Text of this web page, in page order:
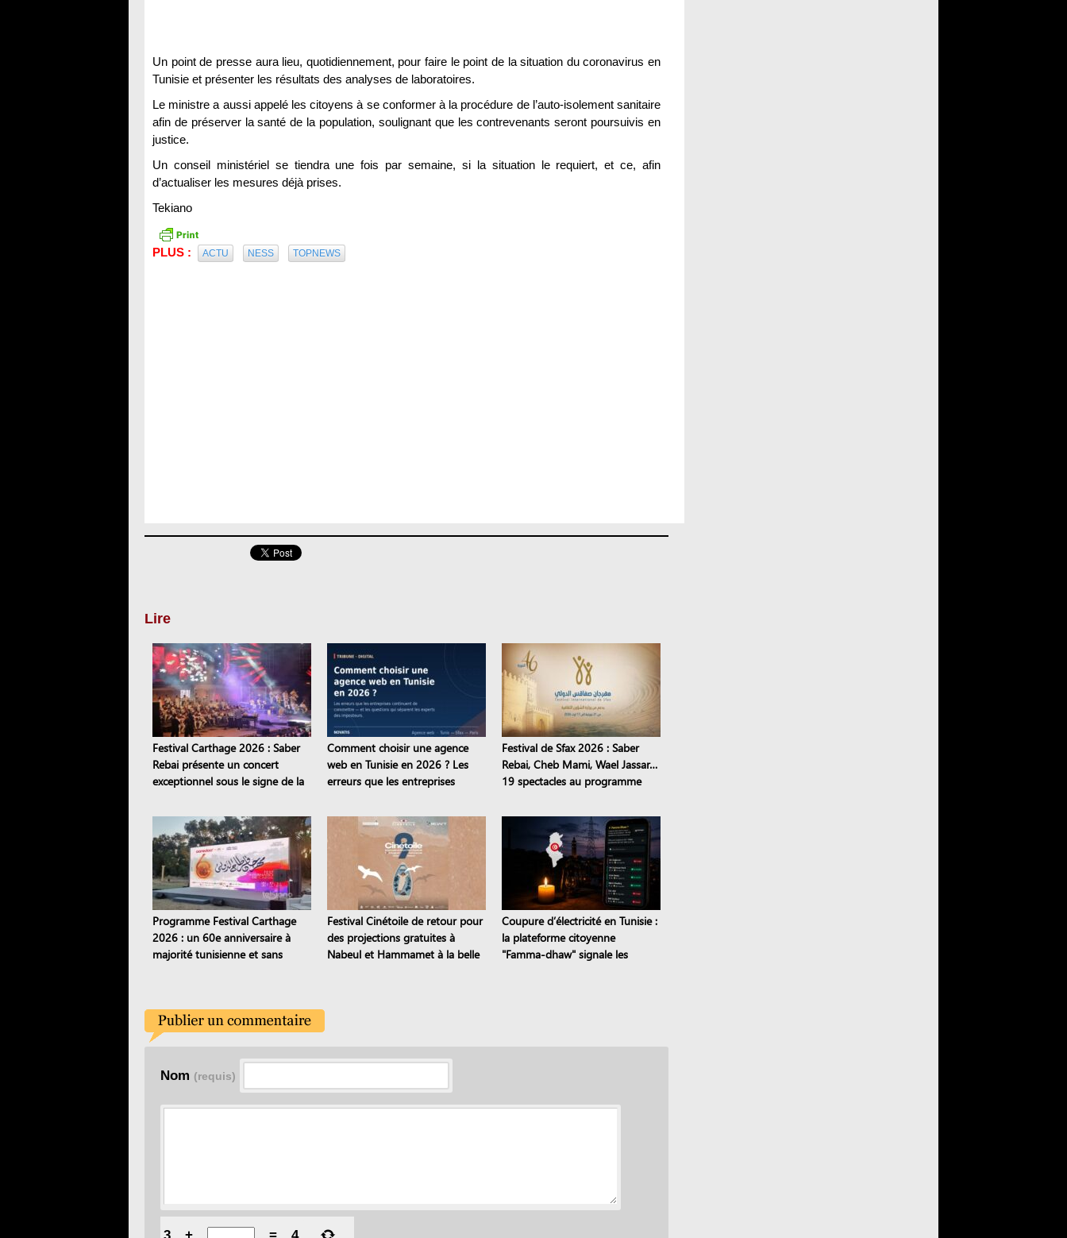
Un point de presse aura lieu, quotidiennement, pour faire le point de la situation du coronavirus en
Tunisie et présenter les résultats des analyses de laboratoires.
Le ministre a aussi appelé les citoyens à se conformer à la procédure de l’auto-isolement sanitaire
afin de préserver la santé de la population, soulignant que les contrevenants seront poursuivis en
justice.
Un conseil ministériel se tiendra une fois par semaine, si la situation le requiert, et ce, afin
d’actualiser les mesures déjà prises.
Tekiano
PLUS : ACTU NESS TOPNEWS
Lire
Festival Carthage 2026 : Saber
Rebai présente un concert
exceptionnel sous le signe de la
Comment choisir une agence
web en Tunisie en 2026 ? Les
erreurs que les entreprises
Festival de Sfax 2026 : Saber
Rebai, Cheb Mami, Wael Jassar…
19 spectacles au programme
Programme Festival Carthage
2026 : un 60e anniversaire à
majorité tunisienne et sans
Festival Cinétoile de retour pour
des projections gratuites à
Nabeul et Hammamet à la belle
Coupure d’électricité en Tunisie :
la plateforme citoyenne
"Famma-dhaw" signale les
Nom (requis)
3 + = 4